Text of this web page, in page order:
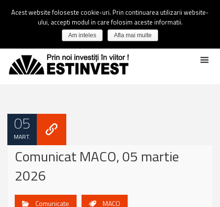
05
MART.
Comunicat MACO, 05 martie
2026
Comunicate MACO
Acest website foloseste cookie-uri. Prin continuarea utilizarii website-
ului, accepti modul in care folosim aceste informatii.
Am inteles Afla mai multe